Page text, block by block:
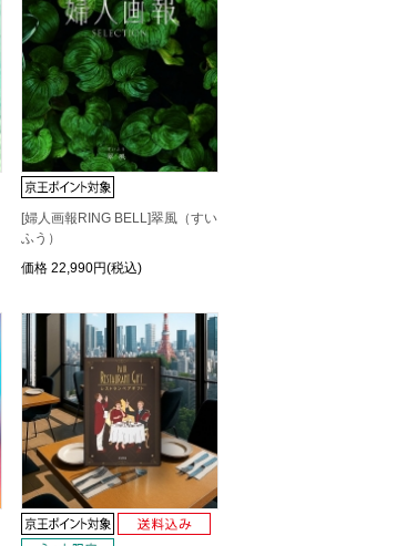
[婦人画報RING BELL]翠風（すい
ふう）
価格 22,990円(税込)